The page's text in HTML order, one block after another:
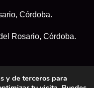
Córdoba.
Rosario, Córdoba.
y de terceros para